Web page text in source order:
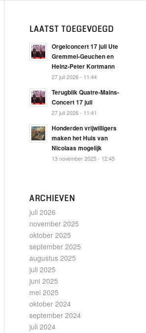
LAATST TOEGEVOEGD
Orgelconcert 17 juli Ute
Gremmel-Geuchen en
Heinz-Peter Kortmann
27 juli 2026 - 11:44
Terugblik Quatre-Mains-
Concert 17 juli
27 juli 2026 - 11:41
Honderden vrijwilligers
maken het Huis van
Nicolaas mogelijk
13 november 2025 - 12:45
ARCHIEVEN
juli 2026
november 2025
oktober 2025
september 2025
augustus 2025
juli 2025
juni 2025
mei 2025
oktober 2024
september 2024
juli 2024